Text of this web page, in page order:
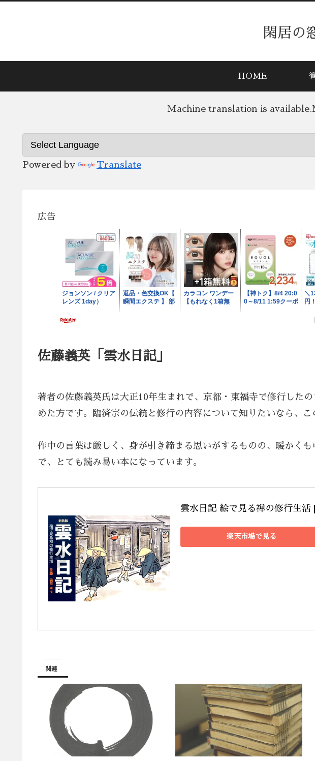
閑居の
HOME
Machine translation is
Powered by Translate
広告
佐藤義英「雲水日記」
著者の佐藤義英氏は大正10年生まれで、京都・東福寺で修行した
めた方です。臨済宗の伝統と修行の内容について知りたいなら、こ
作中の言葉は厳しく、身が引き締まる思いがするものの、暖かく
で、とても読み易い本になっています。
雲水日記 絵で見る禅の修行生活
楽天市場で見る
関連